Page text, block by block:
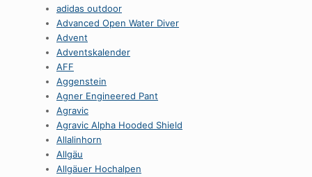
adidas outdoor
Advanced Open Water Diver
Advent
Adventskalender
AFF
Aggenstein
Agner Engineered Pant
Agravic
Agravic Alpha Hooded Shield
Allalinhorn
Allgäu
Allgäuer Hochalpen